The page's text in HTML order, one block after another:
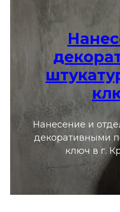
Нанесение и
декоративными
ключ в г.